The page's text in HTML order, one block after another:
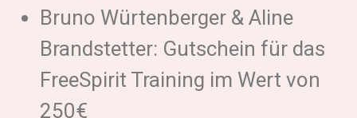
Bruno Würtenberger & Aline
Brandstetter: Gutschein für das
FreeSpirit Training im Wert von
250€